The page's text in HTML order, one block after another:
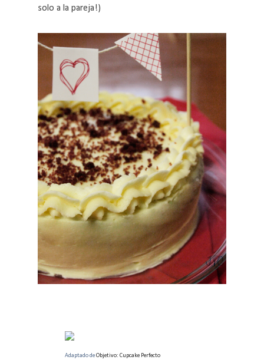
solo a la pareja!)
Adaptado deObjetivo: Cupcake Perfecto